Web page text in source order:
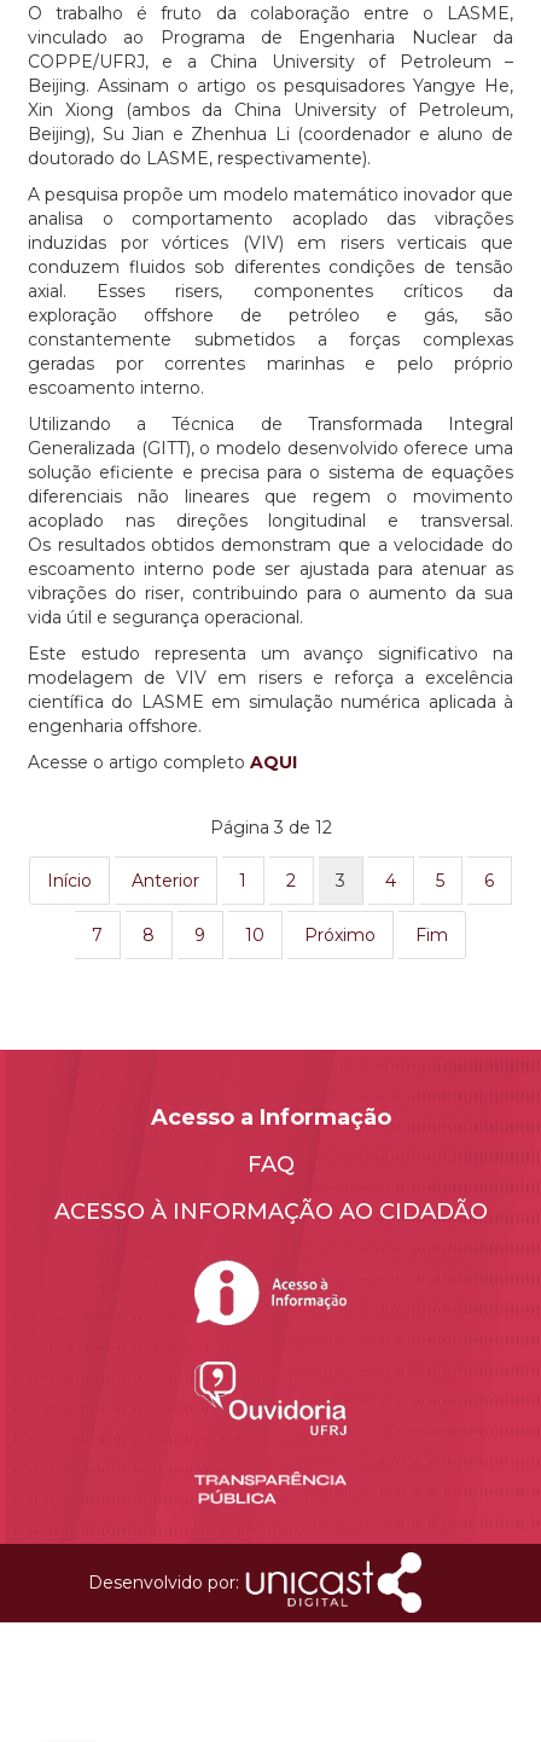
O trabalho é fruto da colaboração entre o LASME,
vinculado ao Programa de Engenharia Nuclear da
COPPE/UFRJ, e a China University of Petroleum –
Beijing. Assinam o artigo os pesquisadores Yangye He,
Xin Xiong (ambos da China University of Petroleum,
Beijing), Su Jian e Zhenhua Li (coordenador e aluno de
doutorado do LASME, respectivamente).
A pesquisa propõe um modelo matemático inovador que
analisa o comportamento acoplado das vibrações
induzidas por vórtices (VIV) em risers verticais que
conduzem fluidos sob diferentes condições de tensão
axial. Esses risers, componentes críticos da
exploração offshore de petróleo e gás, são
constantemente submetidos a forças complexas
geradas por correntes marinhas e pelo próprio
escoamento interno.
Utilizando a Técnica de Transformada Integral
Generalizada (GITT), o modelo desenvolvido oferece uma
solução eficiente e precisa para o sistema de equações
diferenciais não lineares que regem o movimento
acoplado nas direções longitudinal e transversal.
Os resultados obtidos demonstram que a velocidade do
escoamento interno pode ser ajustada para atenuar as
vibrações do riser, contribuindo para o aumento da sua
vida útil e segurança operacional.
Este estudo representa um avanço significativo na
modelagem de VIV em risers e reforça a excelência
científica do LASME em simulação numérica aplicada à
engenharia offshore.
Acesse o artigo completo AQUI
Página 3 de 12
Início Anterior 1 2 3 4 5 6
7 8 9 10 Próximo Fim
Acesso a Informação
FAQ
ACESSO À INFORMAÇÃO AO CIDADÃO
Desenvolvido por: